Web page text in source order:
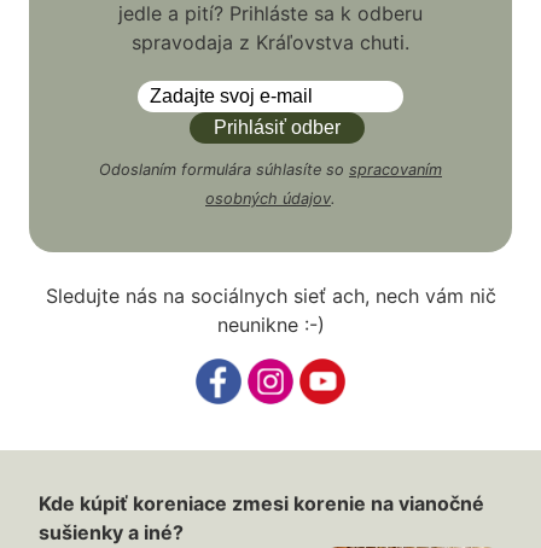
jedle a pití? Prihláste sa k odberu
spravodaja z Kráľovstva chuti.
Odoslaním formulára súhlasíte so spracovaním
osobných údajov.
Sledujte nás na sociálnych sieť ach, nech vám nič
neunikne :-)
Kde kúpiť koreniace zmesi korenie na vianočné
sušienky a iné?